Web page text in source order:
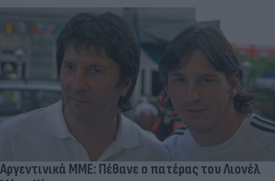
Αργεντινικά ΜΜΕ: Πέθανε ο πατέρας του Λιονέλ